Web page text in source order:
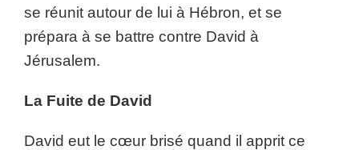
se réunit autour de lui à Hébron, et se
prépara à se battre contre David à
Jérusalem.
La Fuite de David
David eut le cœur brisé quand il apprit ce